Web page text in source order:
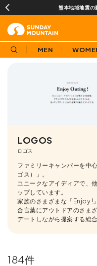
¥3,980(税込)
MEN
LOGOS
ロゴス
ファミリーキャンパーを中
ゴス）」。
ユニークなアイディアで、
ップしています。
家族のさまざまな「Enjoy
合言葉にアウトドアのさま
デートしながら提案する総
184